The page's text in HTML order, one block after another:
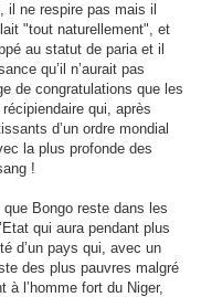
ne respire pas mais il
"tout naturellement", et
au statut de paria et il
qu’il n’aurait pas
de congratulations que les
qui, après
d’un ordre mondial
la plus profonde des
!
que Bongo reste dans les
qui aura pendant plus
d’un pays qui, avec un
des plus pauvres malgré
l’homme fort du Niger,